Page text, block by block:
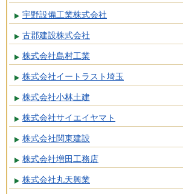
宇野設備工業株式会社
古郡建設株式会社
株式会社島村工業
株式会社イートラスト埼玉
株式会社小林土建
株式会社サイエイヤマト
株式会社関東建設
株式会社増田工務店
株式会社丸天興業